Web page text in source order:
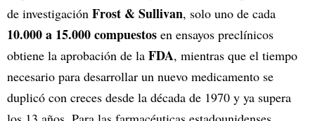
de investigación Frost & Sullivan, solo uno de cada
10.000 a 15.000 compuestos en ensayos preclínicos
obtiene la aprobación de la FDA, mientras que el tiempo
necesario para desarrollar un nuevo medicamento se
duplicó con creces desde la década de 1970 y ya supera